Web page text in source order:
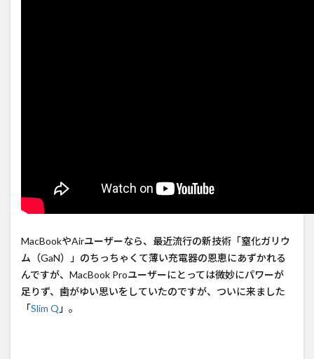
MacBookやAirユーザーなら、最近流行の新技術「窒化ガリウ
ム（GaN）」のちっちゃくて薄い充電器の恩恵にあずかれる
んですが、MacBook Proユーザーにとっては微妙にパワーが
足りず、歯がゆい思いをしていたのですが、ついに来ました
「Slim Q 」。